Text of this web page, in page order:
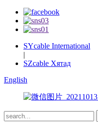
SYcable International
|
SZcable Хятад
English